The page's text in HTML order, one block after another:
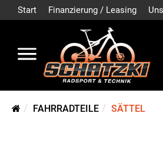
Start Finanzierung / Leasing
FAHRRADTEILE SÄTTEL